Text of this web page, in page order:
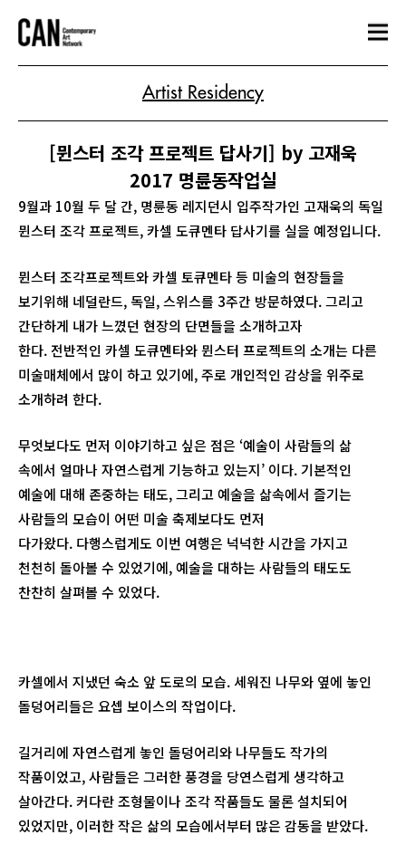
Artist Residency
[뮌스터 조각 프로젝트 답사기] by 고재욱
2017 명륜동작업실
9월과 10월 두 달 간, 명륜동 레지던시 입주작가인 고재욱의 독일
뮌스터 조각 프로젝트, 카셀 도큐멘타 답사기를 실을 예정입니다.
뮌스터 조각프로젝트와 카셀 토큐멘타 등 미술의 현장들을
보기위해 네덜란드, 독일, 스위스를 3주간 방문하였다. 그리고
간단하게 내가 느꼈던 현장의 단면들을 소개하고자
한다. 전반적인 카셀 도큐멘타와 뮌스터 프로젝트의 소개는 다른
미술매체에서 많이 하고 있기에, 주로 개인적인 감상을 위주로
소개하려 한다.
무엇보다도 먼저 이야기하고 싶은 점은 ‘예술이 사람들의 삶
속에서 얼마나 자연스럽게 기능하고 있는지’ 이다. 기본적인
예술에 대해 존중하는 태도, 그리고 예술을 삶속에서 즐기는
사람들의 모습이 어떤 미술 축제보다도 먼저
다가왔다. 다행스럽게도 이번 여행은 넉넉한 시간을 가지고
천천히 돌아볼 수 있었기에, 예술을 대하는 사람들의 태도도
찬찬히 살펴볼 수 있었다.
카셀에서 지냈던 숙소 앞 도로의 모습. 세워진 나무와 옆에 놓인
돌덩어리들은 요셉 보이스의 작업이다.
길거리에 자연스럽게 놓인 돌덩어리와 나무들도 작가의
작품이었고, 사람들은 그러한 풍경을 당연스럽게 생각하고
살아간다. 커다란 조형물이나 조각 작품들도 물론 설치되어
있었지만, 이러한 작은 삶의 모습에서부터 많은 감동을 받았다.